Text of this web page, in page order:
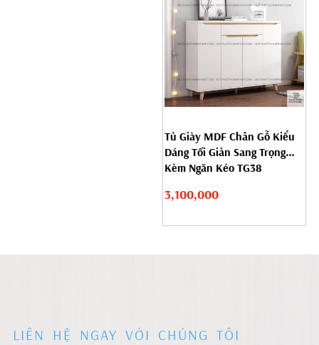
Tủ Giày MDF Chân Gỗ Kiểu
Dáng Tối Giản Sang Trọng
Kèm Ngăn Kéo TG38
3,100,000
LIÊN HỆ NGAY VỚI CHÚNG TÔI